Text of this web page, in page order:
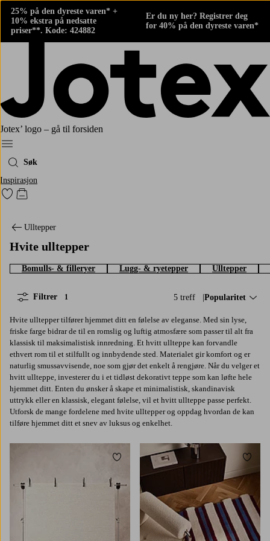
25% på den dyreste varen* +
10% ekstra på nedsatte
priser**. Kode: 424882
Er du ny her? Registrer deg
for 40% på den dyreste varen*
Jotex’ logo – gå til forsiden
Meny
Søk
Inspirasjon
Gå til favorittmerkede produkter
Gå til handlekurven
Ulltepper
Hvite ulltepper
Bomulls- & filleryer Lugg- & ryetepper Ulltepper
5 treff Sorter på:
Popularitet
Filtrer 1
Hvite ulltepper tilfører hjemmet ditt en følelse av eleganse. Med sin lyse,
friske farge bidrar de til en romslig og luftig atmosfære som passer til alt fra
klassisk til maksimalistisk innredning. Et hvitt ullteppe kan forvandle
ethvert rom til et stilfullt og innbydende sted. Materialet gir komfort og er
naturlig smussavvisende, noe som gjør det enkelt å rengjøre. Når du velger et
hvitt ullteppe, investerer du i et tidløst dekorativt teppe som kan løfte hele
hjemmet ditt. Enten du ønsker å skape et minimalistisk, skandinavisk
uttrykk eller en klassisk, elegant følelse, vil et hvitt ullteppe passe perfekt.
Utforsk de mange fordelene med hvite ulltepper og oppdag hvordan de kan
tilføre hjemmet ditt et snev av luksus og enkelhet.
Legg til favoritter Legg